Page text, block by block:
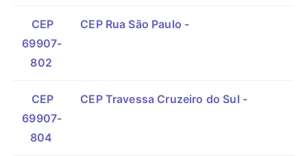
CEP
69907-
802
CEP Rua São Paulo -
CEP
69907-
804
CEP Travessa Cruzeiro do Sul -